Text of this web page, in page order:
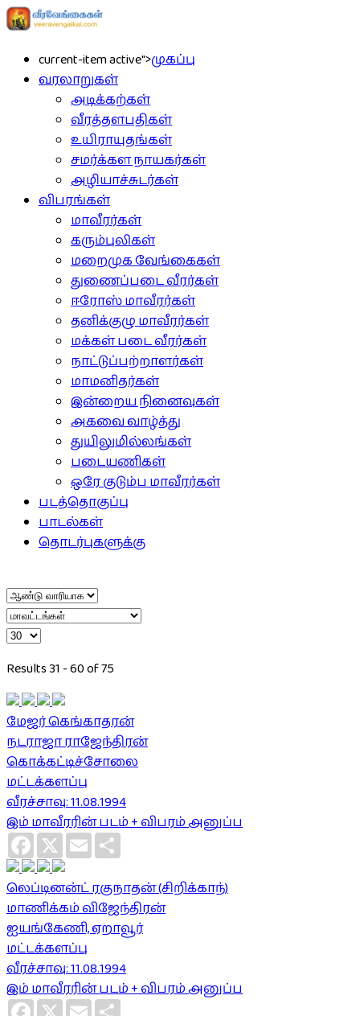
current-item active">முகப்பு
வரலாறுகள்
அடிக்கற்கள்
வீரத்தளபதிகள்
உயிராயுதங்கள்
சமர்க்கள நாயகர்கள்
அழியாச்சுடர்கள்
விபரங்கள்
மாவீரர்கள்
கரும்புலிகள்
மறைமுக வேங்கைகள்
துணைப்படை வீரர்கள்
ஈரோஸ் மாவீரர்கள்
தனிக்குழு மாவீரர்கள்
மக்கள் படை வீரர்கள்
நாட்டுப்பற்றாளர்கள்
மாமனிதர்கள்
இன்றைய நினைவுகள்
அகவை வாழ்த்து
துயிலுமில்லங்கள்
படையணிகள்
ஒரே குடும்ப மாவீரர்கள்
படத்தொகுப்பு
பாடல்கள்
தொடர்புகளுக்கு
Results 31 - 60 of 75
மேஜர் கெங்காதரன்
நடராஜா ராஜேந்திரன்
கொக்கட்டிச்சோலை
மட்டக்களப்பு
வீரச்சாவு: 11.08.1994
இம் மாவீரரின் படம் + விபரம் அனுப்ப
Facebook
X Email
லெப்டினன்ட் ரகுநாதன் (சிறிக்காந்)
மாணிக்கம் விஜேந்திரன்
ஐயங்கேணி, ஏறாவூர்
மட்டக்களப்பு
வீரச்சாவு: 11.08.1994
இம் மாவீரரின் படம் + விபரம் அனுப்ப
Facebook
X Email